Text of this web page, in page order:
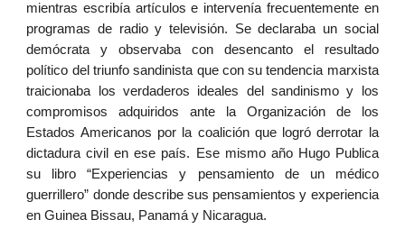
mientras escribía artículos e intervenía frecuentemente en
programas de radio y televisión. Se declaraba un social
demócrata y observaba con desencanto el resultado
político del triunfo sandinista que con su tendencia marxista
traicionaba los verdaderos ideales del sandinismo y los
compromisos adquiridos ante la Organización de los
Estados Americanos por la coalición que logró derrotar la
dictadura civil en ese país. Ese mismo año Hugo Publica
su libro “Experiencias y pensamiento de un médico
guerrillero” donde describe sus pensamientos y experiencia
en Guinea Bissau, Panamá y Nicaragua.